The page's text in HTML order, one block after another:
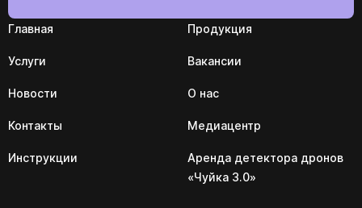
Главная Продукция
Услуги Вакансии
Новости О нас
Контакты Медиацентр
Инструкции
Аренда детектора дронов
«Чуйка 3.0»